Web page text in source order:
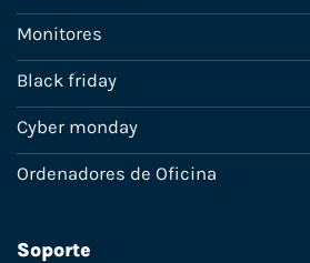
Monitores
Black friday
Cyber monday
Ordenadores de Oficina
Soporte